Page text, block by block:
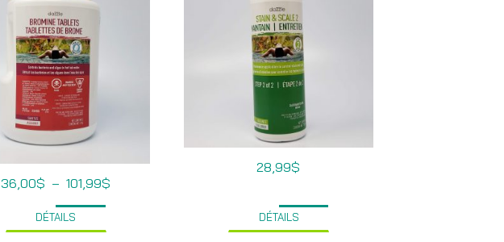
36,00$ – 101,99$Plage
DÉTAILS
28,99$
DÉTAILS